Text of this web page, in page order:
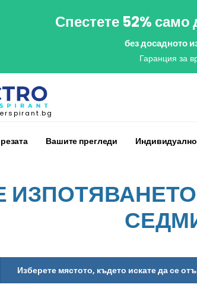
Спестете 52%
без досадното
Гаранция за
Вашите прегледи
Изберете мястото, където искате да се